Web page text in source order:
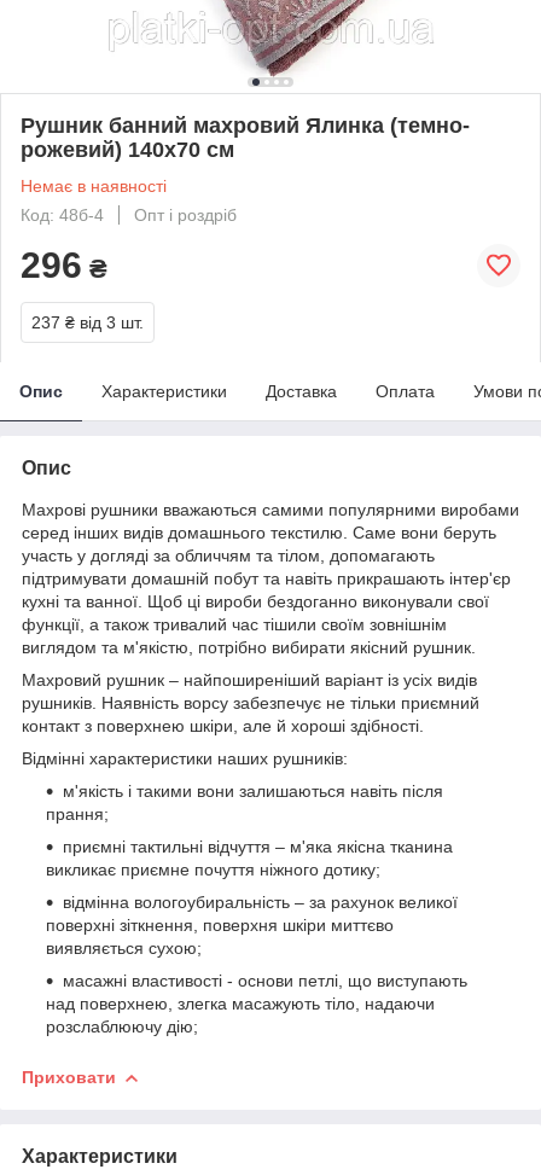
Рушник банний махровий Ялинка (темно-
рожевий) 140х70 см
Немає в наявності
Код: 48б-4
Опт і роздріб
296 ₴
237 ₴ від 3 шт.
Опис Характеристики Доставка Оплата Умови
Опис
Махрові рушники вважаються самими популярними виробами
серед інших видів домашнього текстилю. Саме вони беруть
участь у догляді за обличчям та тілом, допомагають
підтримувати домашній побут та навіть прикрашають інтер'єр
кухні та ванної. Щоб ці вироби бездоганно виконували свої
функції, а також тривалий час тішили своїм зовнішнім
виглядом та м'якістю, потрібно вибирати якісний рушник.
Махровий рушник – найпоширеніший варіант із усіх видів
рушників. Наявність ворсу забезпечує не тільки приємний
контакт з поверхнею шкіри, але й хороші здібності.
Відмінні характеристики наших рушників:
м'якість і такими вони залишаються навіть після
прання;
приємні тактильні відчуття – м'яка якісна тканина
викликає приємне почуття ніжного дотику;
відмінна вологоубиральність – за рахунок великої
поверхні зіткнення, поверхня шкіри миттєво
виявляється сухою;
масажні властивості - основи петлі, що виступають
над поверхнею, злегка масажують тіло, надаючи
розслаблюючу дію;
Приховати
Характеристики